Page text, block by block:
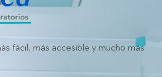
fácil, más accesible y mucho más